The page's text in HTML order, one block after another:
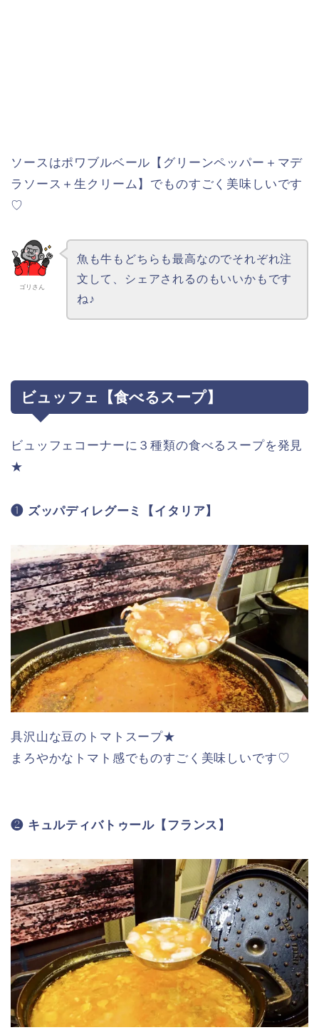
ソースはポワブルベール【グリーンペッパー＋マデ
ラソース＋生クリーム】でものすごく美味しいです
♡
ゴリさん
魚も牛もどちらも最高なのでそれぞれ注
文して、シェアされるのもいいかもです
ね♪
ビュッフェ【食べるスープ】
ビュッフェコーナーに３種類の食べるスープを発見
★
❶ ズッパディレグーミ【イタリア】
具沢山な豆のトマトスープ★
まろやかなトマト感でものすごく美味しいです♡
❷ キュルティバトゥール【フランス】